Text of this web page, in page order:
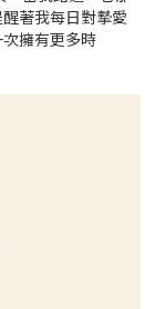
著我每日對摯愛
擁有更多時